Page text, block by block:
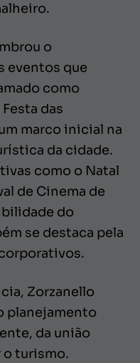
o
eventos que
como
das
marco inicial na
da cidade.
como o Natal
de Cinema de
do
se destaca pela
Zorzanello
planejamento
da união
o turismo.